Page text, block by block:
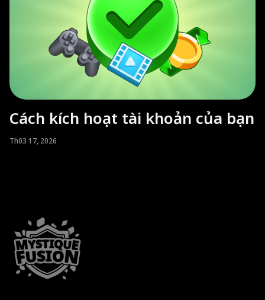
Cách kích hoạt tài khoản của bạn
Th03 17, 2026